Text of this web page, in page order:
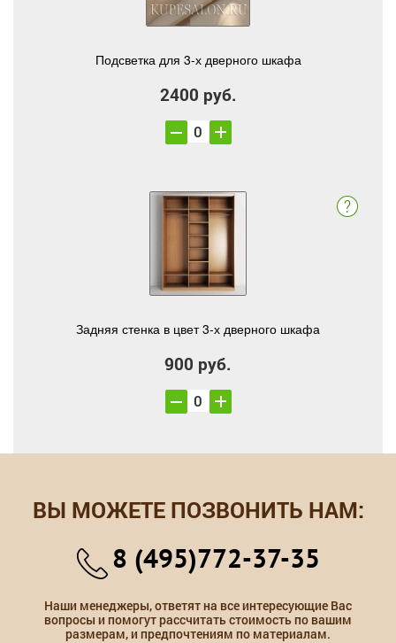
Подсветка для 3-х дверного шкафа
2400 руб.
Задняя стенка в цвет 3-х дверного шкафа
900 руб.
ВЫ МОЖЕТЕ ПОЗВОНИТЬ НАМ:
8 (495)772-37-35
Наши менеджеры, ответят на все интересующие Вас
вопросы и помогут рассчитать стоимость по вашим
размерам, и предпочтениям по материалам.